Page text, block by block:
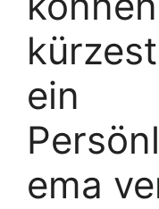
ein
ema